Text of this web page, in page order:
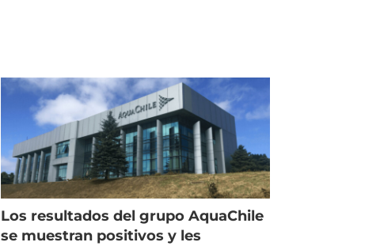
Los resultados del grupo AquaChile
se muestran positivos y les